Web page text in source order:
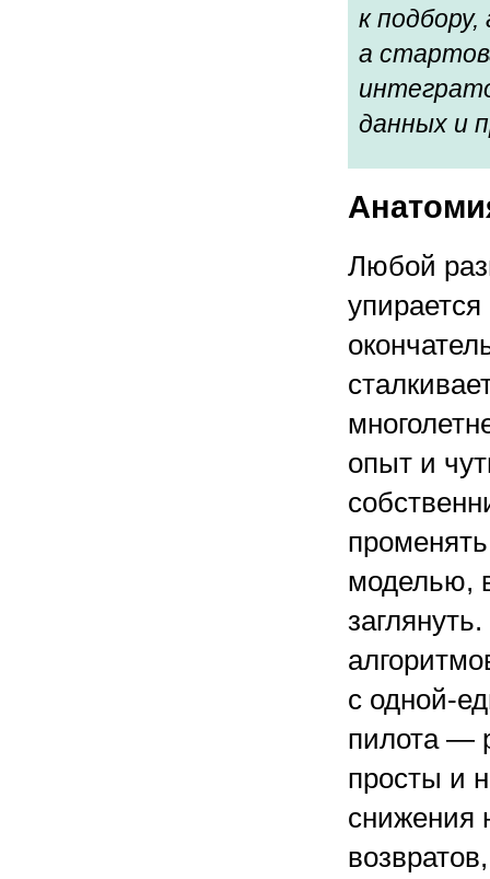
к
а
данных и
Любой
опыт и
моделью,
с одной-
пилота —
просты и
снижения